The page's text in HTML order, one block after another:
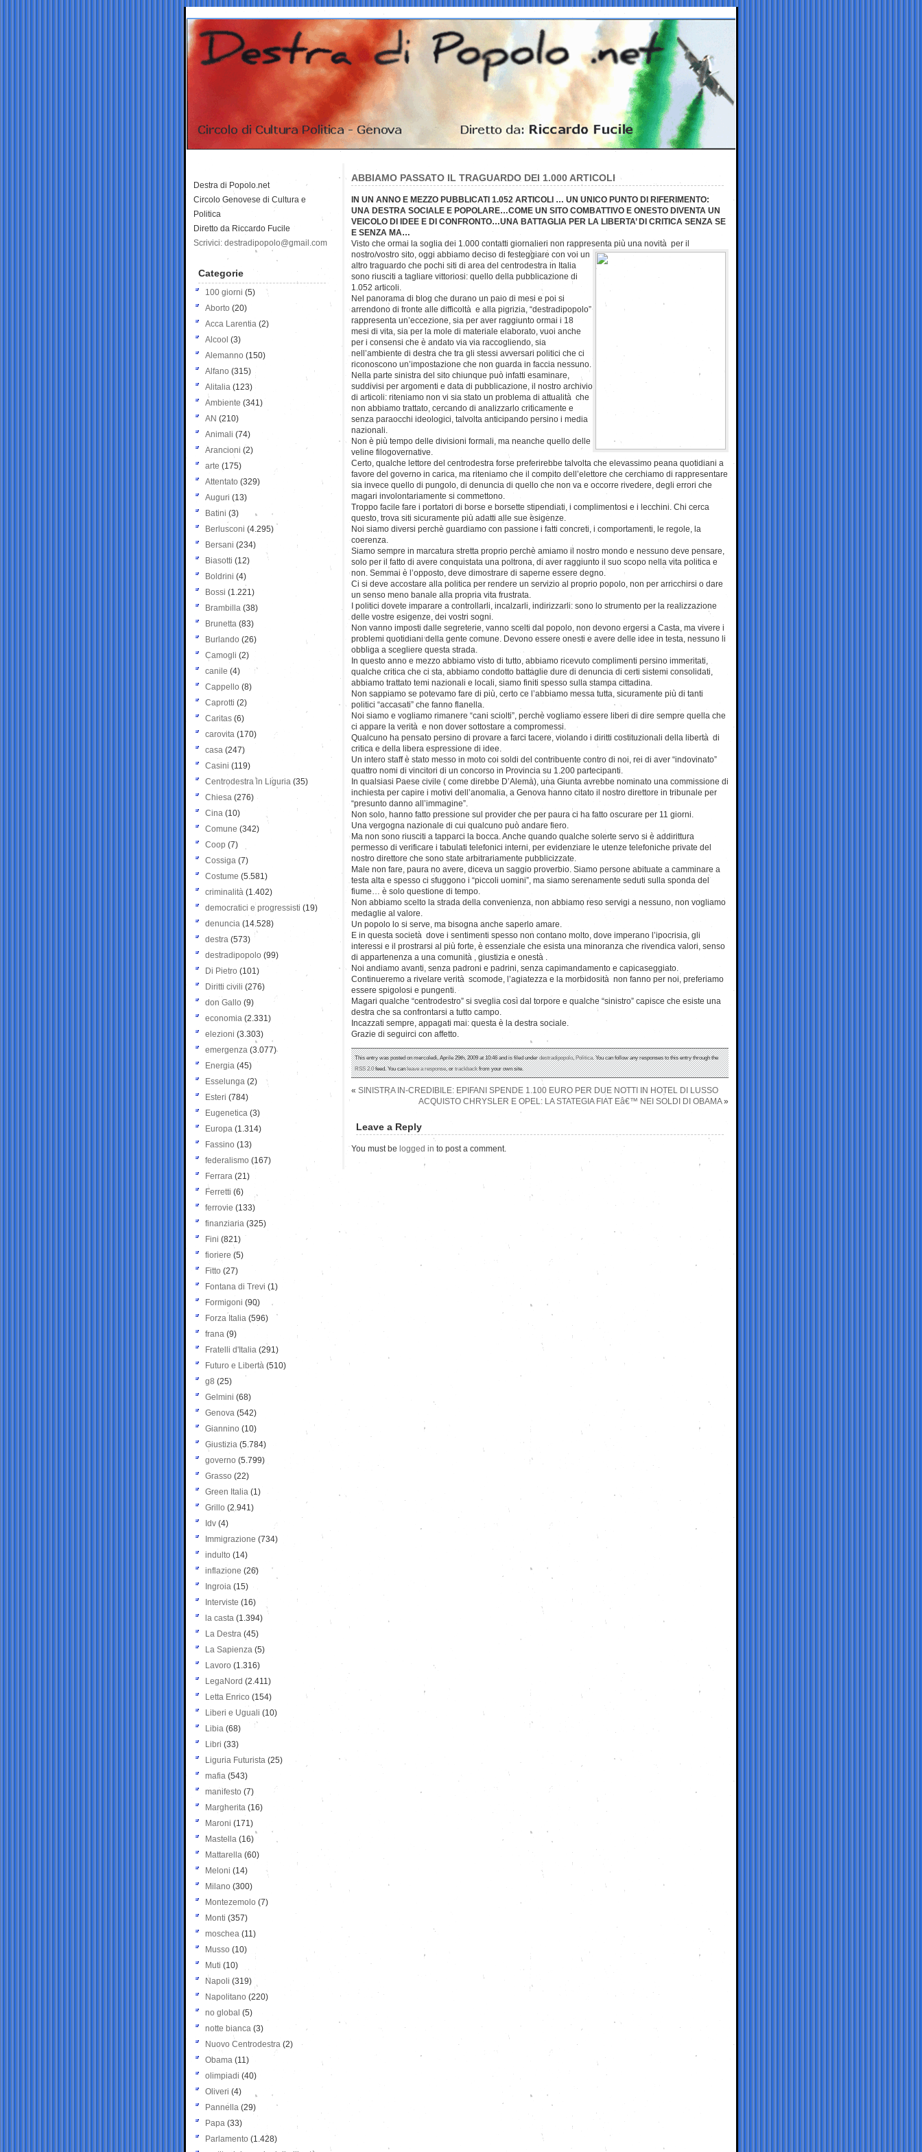
ABBIAMO PASSATO IL TRAGUARDO DEI 1.000 ARTICOLI
IN UN ANNO E MEZZO PUBBLICATI 1.052 ARTICOLI … UN UNICO PUNTO DI RIFERIMENTO:
UNA DESTRA SOCIALE E POPOLARE…COME UN SITO COMBATTIVO E ONESTO DIVENTA UN
VEICOLO DI IDEE E DI CONFRONTO…UNA BATTAGLIA PER LA LIBERTA’ DI CRITICA SENZA SE
E SENZA MA…
Visto che ormai la soglia dei 1.000 contatti giornalieri non rappresenta più una novità per il
nostro/vostro sito, oggi abbiamo deciso di festeggiare con voi un
altro traguardo che pochi siti di area del centrodestra in Italia
sono riusciti a tagliare vittoriosi: quello della pubblicazione di
1.052 articoli.
Nel panorama di blog che durano un paio di mesi e poi si
arrendono di fronte alle difficoltà e alla pigrizia, “destradipopolo”
rappresenta un’eccezione, sia per aver raggiunto ormai i 18
mesi di vita, sia per la mole di materiale elaborato, vuoi anche
per i consensi che è andato via via raccogliendo, sia
nell’ambiente di destra che tra gli stessi avversari politici che ci
riconoscono un’impostazione che non guarda in faccia nessuno.
Nella parte sinistra del sito chiunque può infatti esaminare,
suddivisi per argomenti e data di pubblicazione, il nostro archivio
di articoli: riteniamo non vi sia stato un problema di attualità che
non abbiamo trattato, cercando di analizzarlo criticamente e
senza paraocchi ideologici, talvolta anticipando persino i media
nazionali.
Non è più tempo delle divisioni formali, ma neanche quello delle
veline filogovernative.
Certo, qualche lettore del centrodestra forse preferirebbe talvolta che elevassimo peana quotidiani a
favore del governo in carica, ma riteniamo che il compito dell’elettore che cerchiamo di rappresentare
sia invece quello di pungolo, di denuncia di quello che non va e occorre rivedere, degli errori che
magari involontariamente si commettono.
Troppo facile fare i portatori di borse e borsette stipendiati, i complimentosi e i lecchini. Chi cerca
questo, trova siti sicuramente più adatti alle sue esigenze.
Noi siamo diversi perchè guardiamo con passione i fatti concreti, i comportamenti, le regole, la
coerenza.
Siamo sempre in marcatura stretta proprio perchè amiamo il nostro mondo e nessuno deve pensare,
solo per il fatto di avere conquistata una poltrona, di aver raggiunto il suo scopo nella vita politica e
non. Semmai è l’opposto, deve dimostrare di saperne essere degno.
Ci si deve accostare alla politica per rendere un servizio al proprio popolo, non per arricchirsi o dare
un senso meno banale alla propria vita frustrata.
I politici dovete imparare a controllarli, incalzarli, indirizzarli: sono lo strumento per la realizzazione
delle vostre esigenze, dei vostri sogni.
Non vanno imposti dalle segreterie, vanno scelti dal popolo, non devono ergersi a Casta, ma vivere i
problemi quotidiani della gente comune. Devono essere onesti e avere delle idee in testa, nessuno li
obbliga a scegliere questa strada.
In questo anno e mezzo abbiamo visto di tutto, abbiamo ricevuto complimenti persino immeritati,
qualche critica che ci sta, abbiamo condotto battaglie dure di denuncia di certi sistemi consolidati,
abbiamo trattato temi nazionali e locali, siamo finiti spesso sulla stampa cittadina.
Non sappiamo se potevamo fare di più, certo ce l’abbiamo messa tutta, sicuramente più di tanti
politici “accasati” che fanno flanella.
Noi siamo e vogliamo rimanere “cani sciolti”, perchè vogliamo essere liberi di dire sempre quella che
ci appare la verità e non dover sottostare a compromessi.
Qualcuno ha pensato persino di provare a farci tacere, violando i diritti costituzionali della libertà di
critica e della libera espressione di idee.
Un intero staff è stato messo in moto coi soldi del contribuente contro di noi, rei di aver “indovinato”
quattro nomi di vincitori di un concorso in Provincia su 1.200 partecipanti.
In qualsiasi Paese civile ( come direbbe D’Alema), una Giunta avrebbe nominato una commissione di
inchiesta per capire i motivi dell’anomalia, a Genova hanno citato il nostro direttore in tribunale per
“presunto danno all’immagine”.
Non solo, hanno fatto pressione sul provider che per paura ci ha fatto oscurare per 11 giorni.
Una vergogna nazionale di cui qualcuno può andare fiero.
Ma non sono riusciti a tapparci la bocca. Anche quando qualche solerte servo si è addirittura
permesso di verificare i tabulati telefonici interni, per evidenziare le utenze telefoniche private del
nostro direttore che sono state arbitrariamente pubblicizzate.
Male non fare, paura no avere, diceva un saggio proverbio. Siamo persone abituate a camminare a
testa alta e spesso ci sfuggono i “piccoli uomini”, ma siamo serenamente seduti sulla sponda del
fiume… è solo questione di tempo.
Non abbiamo scelto la strada della convenienza, non abbiamo reso servigi a nessuno, non vogliamo
medaglie al valore.
Un popolo lo si serve, ma bisogna anche saperlo amare.
E in questa società dove i sentimenti spesso non contano molto, dove imperano l’ipocrisia, gli
interessi e il prostrarsi al più forte, è essenziale che esista una minoranza che rivendica valori, senso
di appartenenza a una comunità , giustizia e onestà .
Noi andiamo avanti, senza padroni e padrini, senza capimandamento e capicaseggiato.
Continueremo a rivelare verità scomode, l’agiatezza e la morbidosità non fanno per noi, preferiamo
essere spigolosi e pungenti.
Magari qualche “centrodestro” si sveglia così dal torpore e qualche “sinistro” capisce che esiste una
destra che sa confrontarsi a tutto campo.
Incazzati sempre, appagati mai: questa è la destra sociale.
Grazie di seguirci con affetto.
This entry was posted on mercoledì, Aprile 29th, 2009 at 10:46 and is filed underdestradipopolo,Politica. You can follow any responses to this entry through the
RSS 2.0feed. You canleave a response, ortrackbackfrom your own site.
« SINISTRA IN-CREDIBILE: EPIFANI SPENDE 1.100 EURO PER DUE NOTTI IN HOTEL DI LUSSO
ACQUISTO CHRYSLER E OPEL: LA STATEGIA FIAT Eâ€™ NEI SOLDI DI OBAMA»
Leave a Reply
You must be logged in to post a comment.
Destra di Popolo.net
Circolo Genovese di Cultura e
Politica
Diretto da Riccardo Fucile
Scrivici: destradipopolo@gmail.com
Categorie
100 giorni (5)
Aborto (20)
Acca Larentia (2)
Alcool (3)
Alemanno (150)
Alfano (315)
Alitalia (123)
Ambiente (341)
AN (210)
Animali (74)
Arancioni (2)
arte (175)
Attentato (329)
Auguri (13)
Batini (3)
Berlusconi (4.295)
Bersani (234)
Biasotti (12)
Boldrini (4)
Bossi (1.221)
Brambilla (38)
Brunetta (83)
Burlando (26)
Camogli (2)
canile (4)
Cappello (8)
Caprotti (2)
Caritas (6)
carovita (170)
casa (247)
Casini (119)
Centrodestra in Liguria (35)
Chiesa (276)
Cina (10)
Comune (342)
Coop (7)
Cossiga (7)
Costume (5.581)
criminalità (1.402)
democratici e progressisti (19)
denuncia (14.528)
destra (573)
destradipopolo (99)
Di Pietro (101)
Diritti civili (276)
don Gallo (9)
economia (2.331)
elezioni (3.303)
emergenza (3.077)
Energia (45)
Esselunga (2)
Esteri (784)
Eugenetica (3)
Europa (1.314)
Fassino (13)
federalismo (167)
Ferrara (21)
Ferretti (6)
ferrovie (133)
finanziaria (325)
Fini (821)
fioriere (5)
Fitto (27)
Fontana di Trevi (1)
Formigoni (90)
Forza Italia (596)
frana (9)
Fratelli d'Italia (291)
Futuro e Libertà (510)
g8 (25)
Gelmini (68)
Genova (542)
Giannino (10)
Giustizia (5.784)
governo (5.799)
Grasso (22)
Green Italia (1)
Grillo (2.941)
Idv (4)
Immigrazione (734)
indulto (14)
inflazione (26)
Ingroia (15)
Interviste (16)
la casta (1.394)
La Destra (45)
La Sapienza (5)
Lavoro (1.316)
LegaNord (2.411)
Letta Enrico (154)
Liberi e Uguali (10)
Libia (68)
Libri (33)
Liguria Futurista (25)
mafia (543)
manifesto (7)
Margherita (16)
Maroni (171)
Mastella (16)
Mattarella (60)
Meloni (14)
Milano (300)
Montezemolo (7)
Monti (357)
moschea (11)
Musso (10)
Muti (10)
Napoli (319)
Napolitano (220)
no global (5)
notte bianca (3)
Nuovo Centrodestra (2)
Obama (11)
olimpiadi (40)
Oliveri (4)
Pannella (29)
Papa (33)
Parlamento (1.428)